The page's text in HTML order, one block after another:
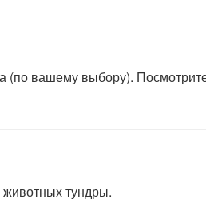
вашему выбору).
тундры.